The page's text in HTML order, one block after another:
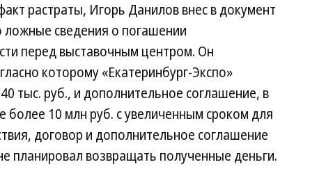
растраты, Игорь Данилов внес в документ
ложные сведения о погашении
перед выставочным центром. Он
которому «Екатеринбург-Экспо»
тыс. руб., и дополнительное соглашение, в
более 10 млн руб. с увеличенным сроком для
договор и дополнительное соглашение
планировал возвращать полученные деньги.